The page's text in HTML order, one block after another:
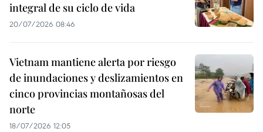
integral de su ciclo de vida
20/07/2026 08:46
Vietnam mantiene alerta por riesgo
de inundaciones y deslizamientos en
cinco provincias montañosas del
norte
18/07/2026 12:05